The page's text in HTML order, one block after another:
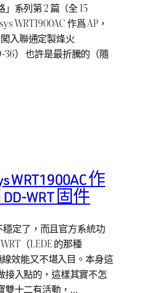
系列第 2 篇（全 15
WRT1900AC 作爲 AP，
入聯通定製烽火
36） 也許是最折騰的（隨
WRT1900AC 作
WRT 固件
穩定了，而且官方系統功
（LEDE 的那種
效能又不堪入目。本身這
接入點的，這樣其實不怎
雙十二有活動，…